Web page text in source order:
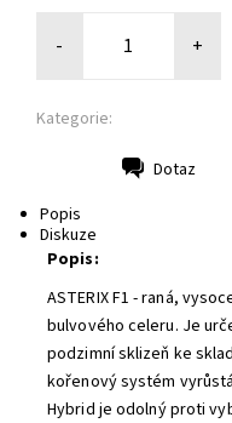
- +
Kategorie:
Dotaz
Popis
Diskuze
Popis:
ASTERIX F1 - raná,
bulvového celeru. Je
podzimní sklizeň ke
kořenový systém
Hybrid je odolný proti